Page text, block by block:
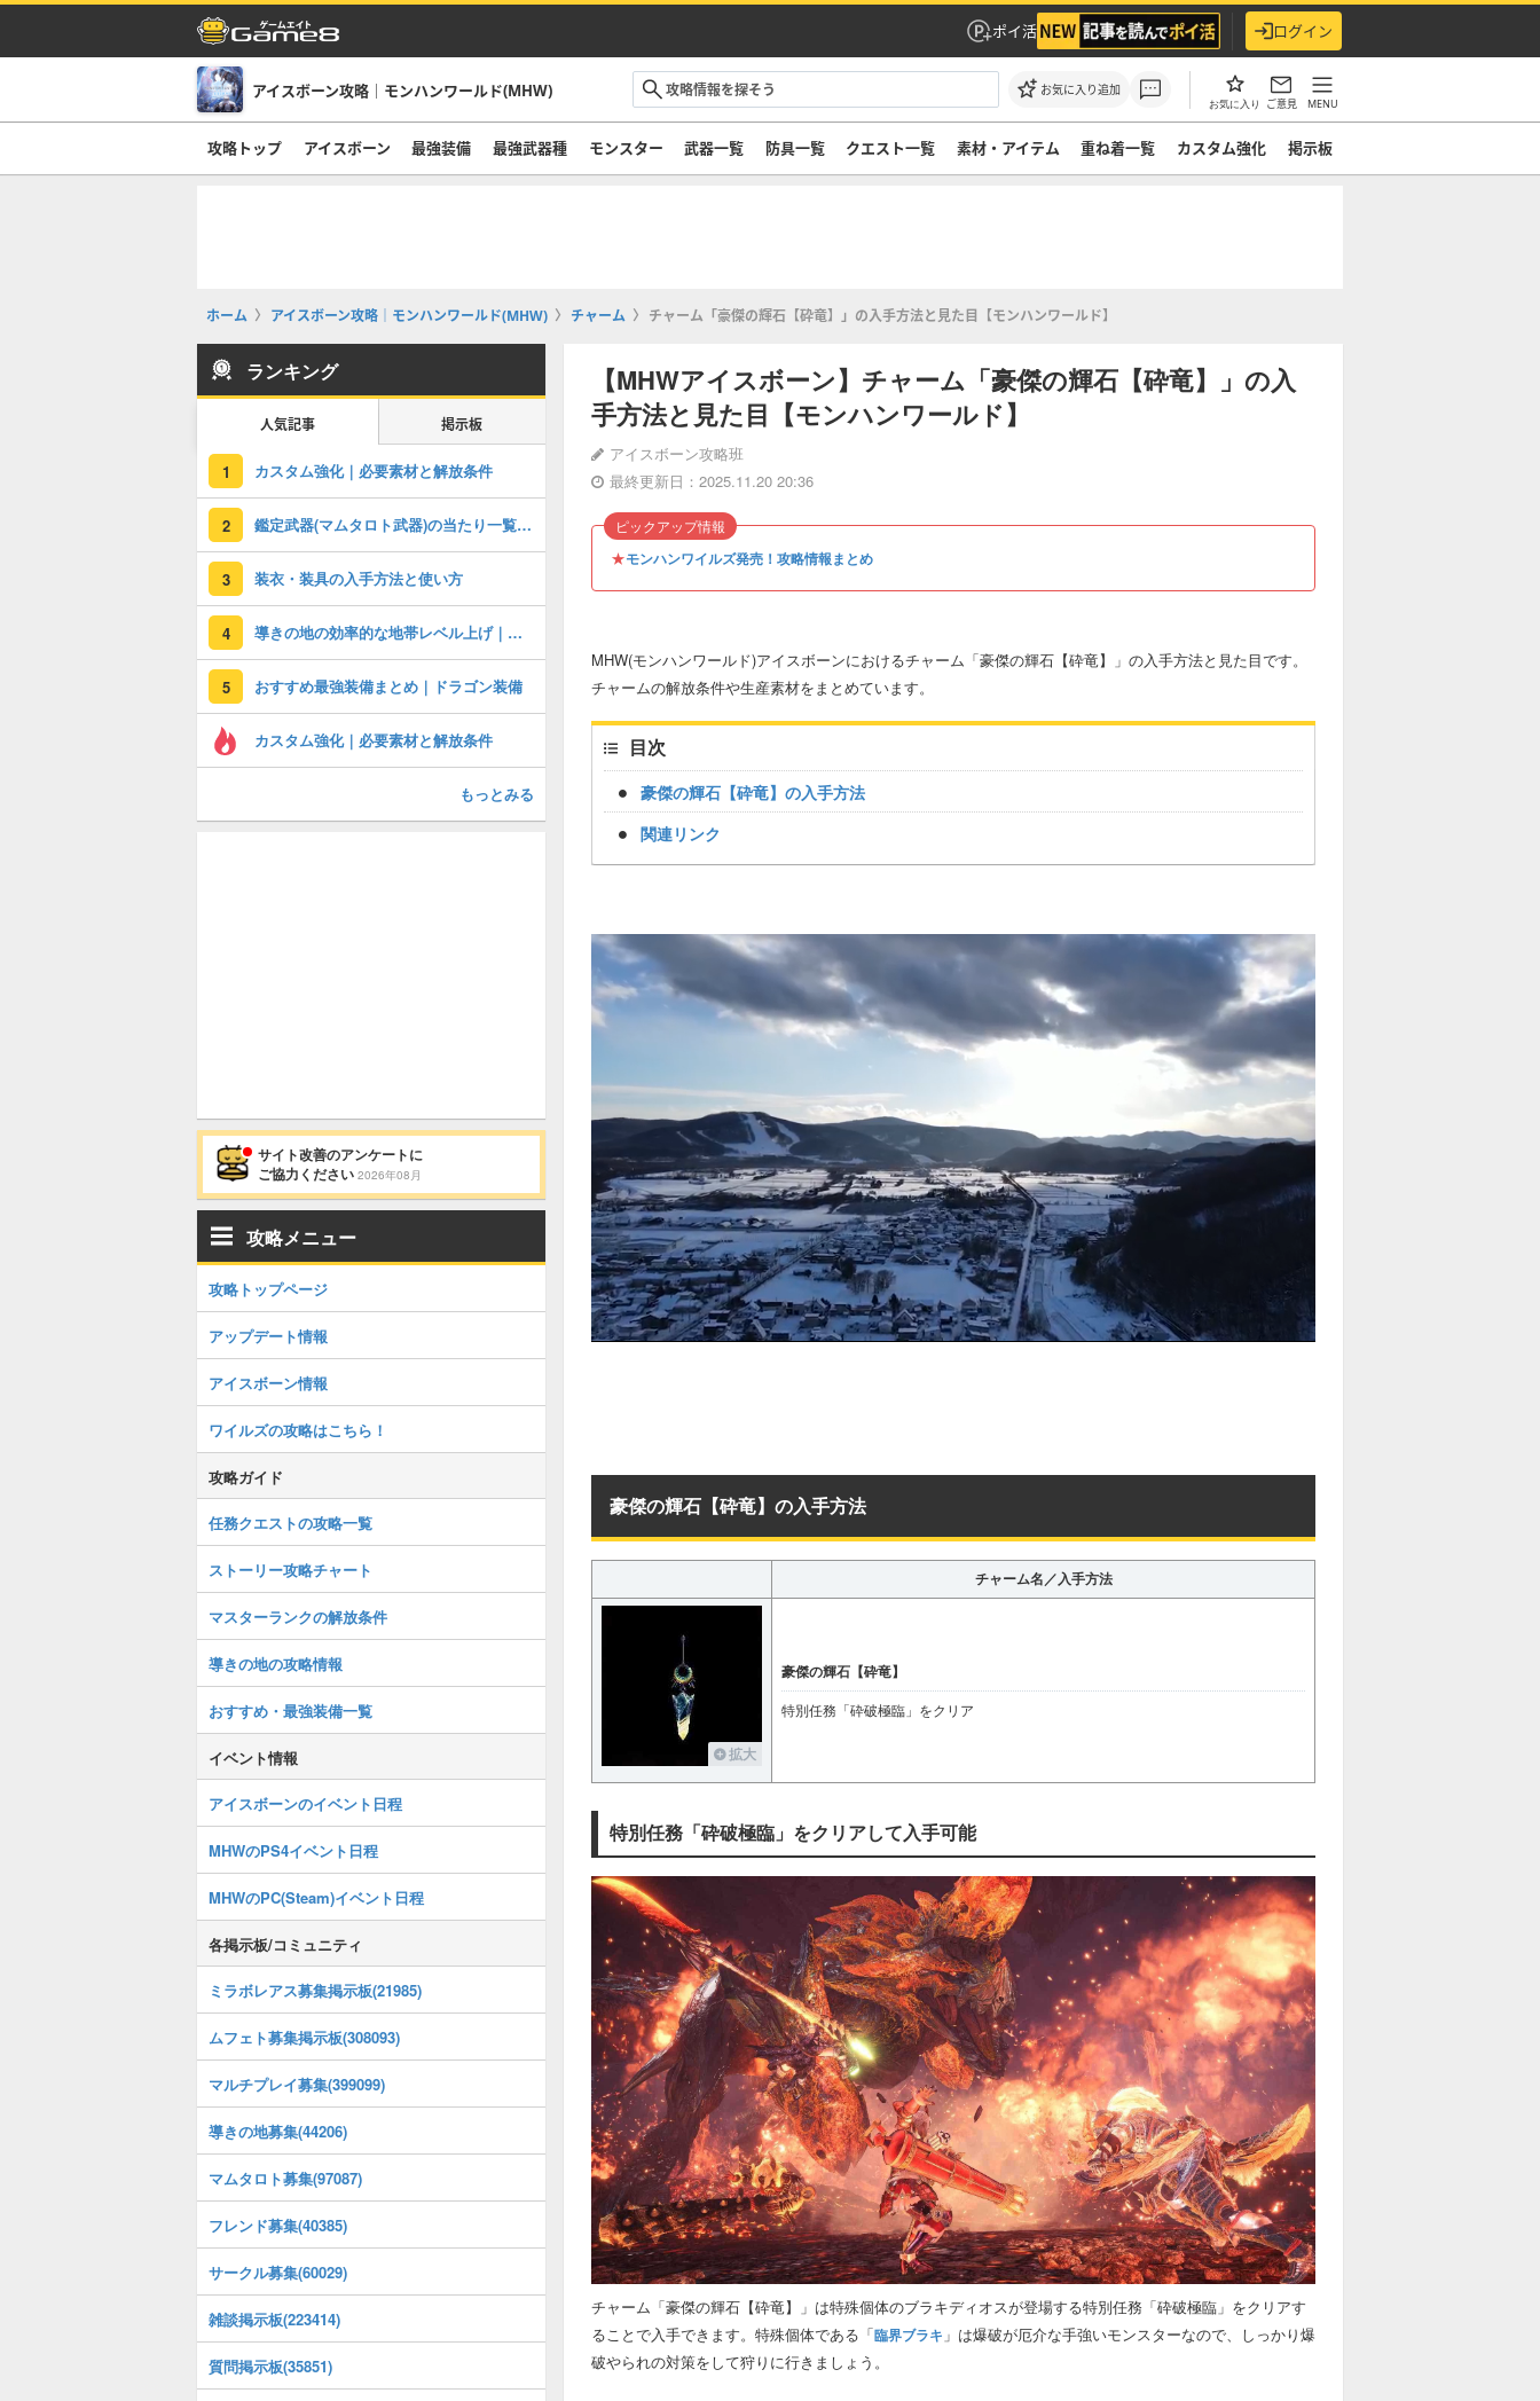
ポイ活 ログイン
アイスボーン攻略｜モンハンワールド(MHW) お気に入り追加
お気に入り ご意見 MENU
攻略トップ アイスボーン 最強装備 最強武器種 モンスター 武器一覧 防具一覧 クエスト一覧 素材・アイテム 重ね着一覧 カスタム強化 掲示板
ホーム アイスボーン攻略｜モンハンワールド(MHW) チャーム チャーム「豪傑の輝石【砕竜】」の入手方法と見た目【モンハンワールド】
【MHWアイスボーン】チャーム「豪傑の輝石【砕竜】」の入
手方法と見た目【モンハンワールド】
アイスボーン攻略班
最終更新日：2025.11.20 20:36
★モンハンワイルズ発売！攻略情報まとめ
ピックアップ情報
MHW(モンハンワールド)アイスボーンにおけるチャーム「豪傑の輝石【砕竜】」の入手方法と見た目です。
チャームの解放条件や生産素材をまとめています。
目次
豪傑の輝石【砕竜】の入手方法
関連リンク
豪傑の輝石【砕竜】の入手方法
チャーム名／入手方法
拡大
豪傑の輝石【砕竜】
特別任務「砕破極臨」をクリア
特別任務「砕破極臨」をクリアして入手可能
チャーム「豪傑の輝石【砕竜】」は特殊個体のブラキディオスが登場する特別任務「砕破極臨」をクリアす
ることで入手できます。特殊個体である「臨界ブラキ 」は爆破が厄介な手強いモンスターなので、しっかり爆
破やられの対策をして狩りに行きましょう。
ランキング
人気記事 掲示板
1 カスタム強化｜必要素材と解放条件
2 鑑定武器(マムタロト武器)の当たり一覧｜強化方法
3 装衣・装具の入手方法と使い方
4 導きの地の効率的な地帯レベル上げ｜上限解放方法
5 おすすめ最強装備まとめ｜ドラゴン装備
カスタム強化｜必要素材と解放条件
もっとみる
サイト改善のアンケートに
ご協力ください 2026年08月
攻略メニュー
攻略トップページ
アップデート情報
アイスボーン情報
ワイルズの攻略はこちら！
攻略ガイド
任務クエストの攻略一覧
ストーリー攻略チャート
マスターランクの解放条件
導きの地の攻略情報
おすすめ・最強装備一覧
イベント情報
アイスボーンのイベント日程
MHWのPS4イベント日程
MHWのPC(Steam)イベント日程
各掲示板/コミュニティ
ミラボレアス募集掲示板(21985)
ムフェト募集掲示板(308093)
マルチプレイ募集(399099)
導きの地募集(44206)
マムタロト募集(97087)
フレンド募集(40385)
サークル募集(60029)
雑談掲示板(223414)
質問掲示板(35851)